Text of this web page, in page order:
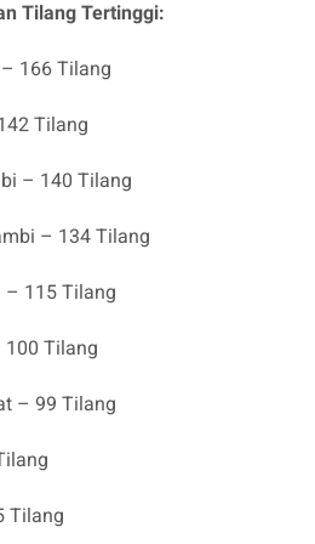
Tilang Tertinggi:
166 Tilang
Tilang
– 140 Tilang
– 134 Tilang
– 115 Tilang
100 Tilang
– 99 Tilang
Tilang